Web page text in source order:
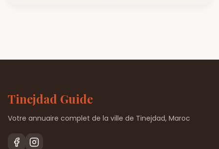
Tinejdad Guide
Votre annuaire complet de la ville de Tinejdad, Maroc